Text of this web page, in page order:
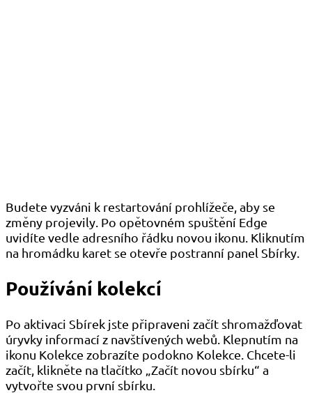
Budete vyzváni k restartování prohlížeče, aby se
změny projevily. Po opětovném spuštění Edge
uvidíte vedle adresního řádku novou ikonu. Kliknutím
na hromádku karet se otevře postranní panel Sbírky.
Používání kolekcí
Po aktivaci Sbírek jste připraveni začít shromažďovat
úryvky informací z navštívených webů. Klepnutím na
ikonu Kolekce zobrazíte podokno Kolekce. Chcete-li
začít, klikněte na tlačítko „Začít novou sbírku“ a
vytvořte svou první sbírku.